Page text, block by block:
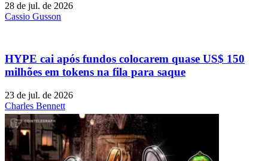
28 de jul. de 2026
Cassio Gusson
HYPE cai após fundos colocarem quase US$ 150
milhões em tokens na fila para saque
23 de jul. de 2026
Charles Bennett